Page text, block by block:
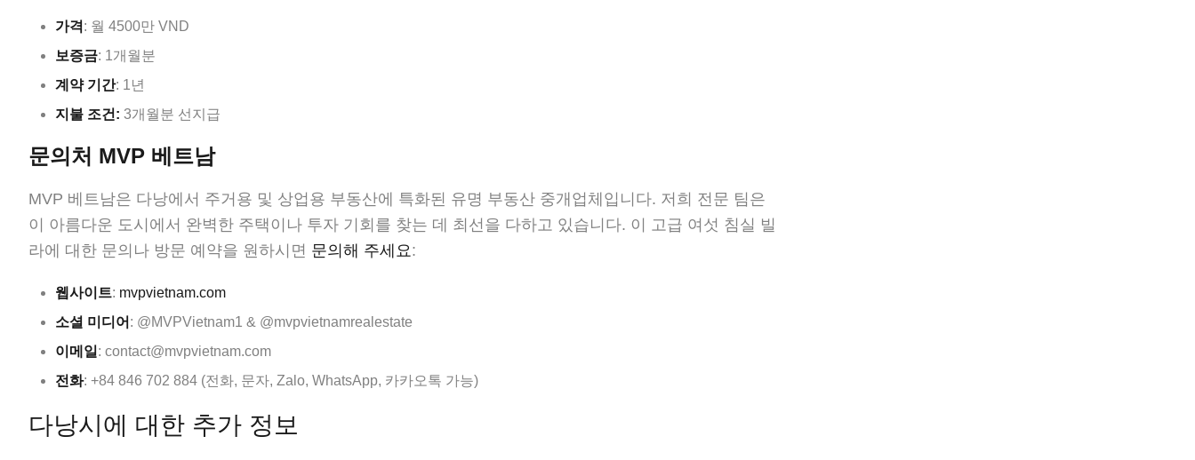
가격: 월 4500만 VND
보증금: 1개월분
계약 기간: 1년
지불 조건: 3개월분 선지급
문의처 MVP 베트남
MVP 베트남은 다낭에서 주거용 및 상업용 부동산에 특화된 유명 부동산 중개업체입니다. 저희 전문 팀은
이 아름다운 도시에서 완벽한 주택이나 투자 기회를 찾는 데 최선을 다하고 있습니다. 이 고급 여섯 침실 빌
라에 대한 문의나 방문 예약을 원하시면 문의해 주세요:
웹사이트: mvpvietnam.com
소셜 미디어 : @MVPVietnam1 & @mvpvietnamrealestate
이메일 : contact@mvpvietnam.com
전화: +84 846 702 884 (전화, 문자, Zalo, WhatsApp, 카카오톡 가능)
다낭시에 대한 추가 정보